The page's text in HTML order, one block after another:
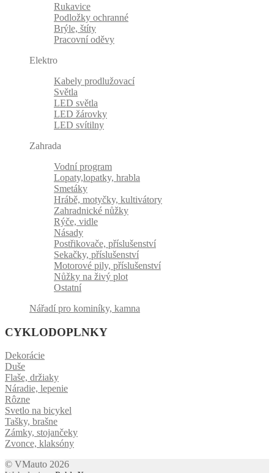
Rukavice
Podložky ochranné
Brýle, štíty
Pracovní oděvy
Elektro
Kabely prodlužovací
Světla
LED světla
LED žárovky
LED svítilny
Zahrada
Vodní program
Lopaty,lopatky, hrabla
Smetáky
Hrábě, motyčky, kultivátory
Zahradnické nůžky
Rýče, vidle
Násady
Postřikovače, příslušenství
Sekačky, příslušenství
Motorové pily, příslušenství
Nůžky na živý plot
Ostatní
Nářadí pro kominíky, kamna
CYKLODOPLNKY
Dekorácie
Duše
Flaše, držiaky
Náradie, lepenie
Rôzne
Svetlo na bicykel
Tašky, brašne
Zámky, stojančeky
Zvonce, klaksóny
© VMauto 2026